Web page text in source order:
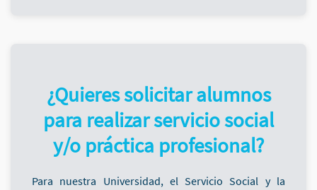
¿Quieres solicitar alumnos
para realizar servicio social
y/o práctica profesional?
Para nuestra Universidad, el Servicio Social y la